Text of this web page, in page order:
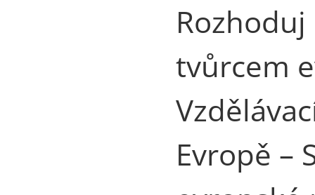
tvůrcem
Evropě –